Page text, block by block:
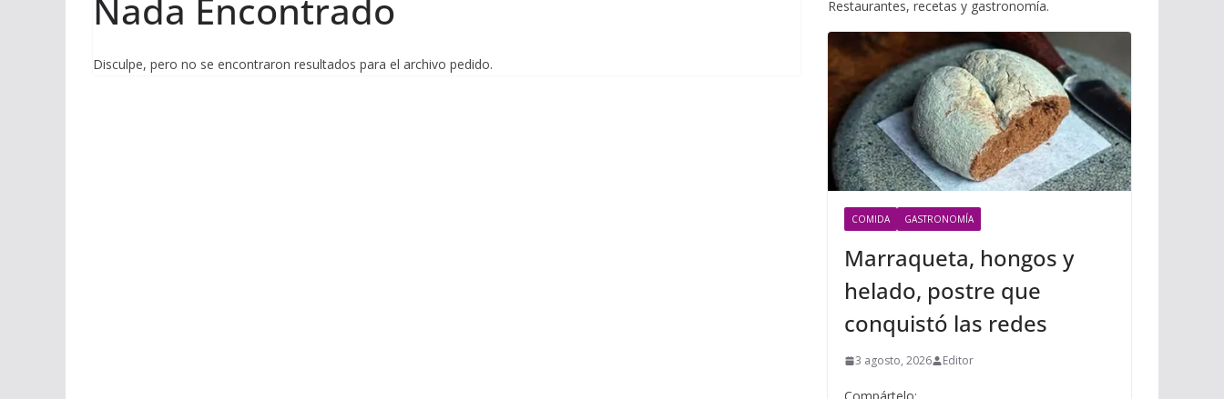
Nada Encontrado
Disculpe, pero no se encontraron resultados para el archivo pedido.
Restaurantes, recetas y gastronomía.
COMIDA GASTRONOMÍA
Marraqueta, hongos y
helado, postre que
conquistó las redes
3 agosto, 2026 Editor